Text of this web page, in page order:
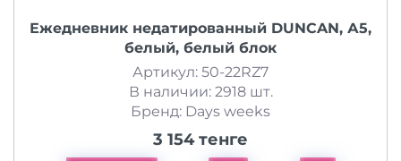
Ежедневник недатированный DUNCAN, А5,
белый, белый блок
Артикул: 50-22RZ7
В наличии: 2918 шт.
Бренд: Days weeks
3 154 тенге